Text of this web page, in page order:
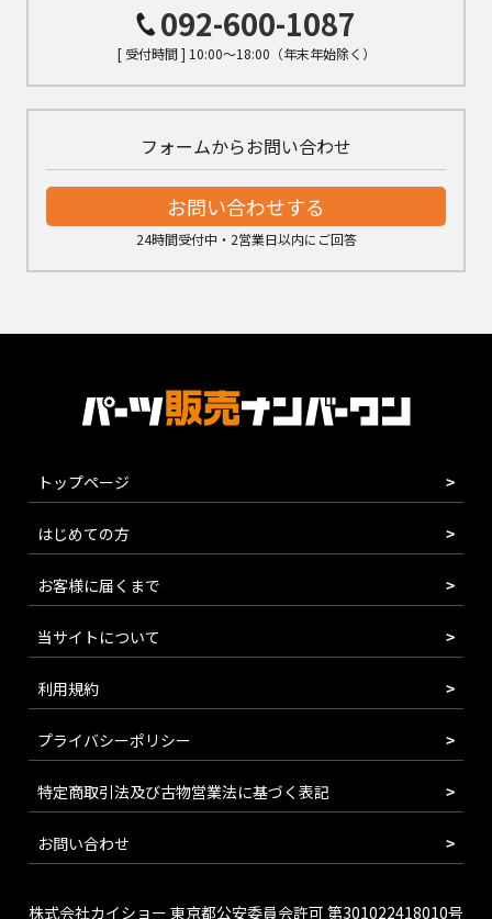
092-600-1087
[ 受付時間 ] 10:00～18:00（年末年始除く）
フォームからお問い合わせ
お問い合わせする
24時間受付中・2営業日以内にご回答
トップページ
はじめての方
お客様に届くまで
当サイトについて
利用規約
プライバシーポリシー
特定商取引法及び古物営業法に基づく表記
お問い合わせ
株式会社カイショー 東京都公安委員会許可 第301022418010号